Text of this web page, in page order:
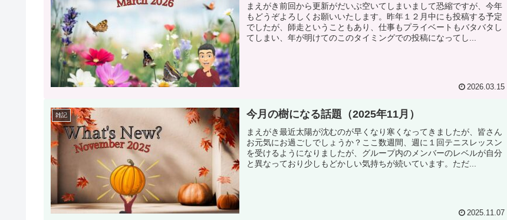
まえがき前回から更新がだいぶ空いてしまいまして恐縮ですが、今年
もどうぞよろしくお願いいたします。昨年１２月中にも投稿する予定
でしたが、師走ということもあり、仕事もプライベートもバタバタし
てしまい、年が明けてのこのタイミングでの投稿になってし...
2026.03.15
雑記 今月の樹になる話題（2025年11月）
まえがき最近太陽が沈むのが早くなり寒くなってきましたが、皆さん
お元気にお過ごしでしょうか？ここ数週間、週に１回テニスレッスン
を受けるようになりましたが、グループ内のメンバーのレベルが自分
と異なっており少しもどかしい気持ちが続いています。ただ...
2025.11.07